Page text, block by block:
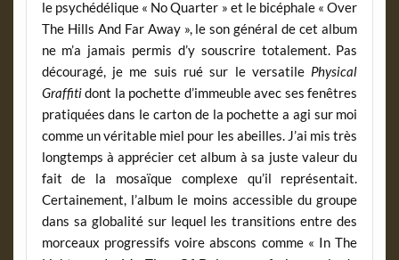
le psychédélique « No Quarter » et le bicéphale « Over
The Hills And Far Away », le son général de cet album
ne m’a jamais permis d’y souscrire totalement. Pas
découragé, je me suis rué sur le versatile Physical
Graffitidont la pochette d’immeuble avec ses fenêtres
pratiquées dans le carton de la pochette a agi sur moi
comme un véritable miel pour les abeilles. J’ai mis très
longtemps à apprécier cet album à sa juste valeur du
fait de la mosaïque complexe qu’il représentait.
Certainement, l’album le moins accessible du groupe
dans sa globalité sur lequel les transitions entre des
morceaux progressifs voire abscons comme « In The